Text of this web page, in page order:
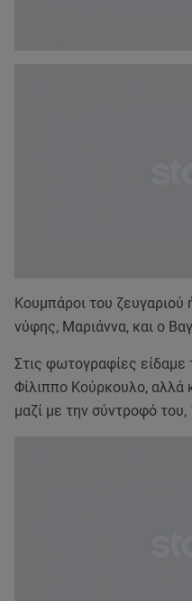
Κουμπάροι του ζευγαριού
νύφης, Μαριάννα, και ο
Στις φωτογραφίες
Φίλιππο Κούρκουλο, αλλά
μαζί με την σύντροφό του,